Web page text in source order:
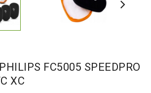
FC5005 SPEEDPRO
XC